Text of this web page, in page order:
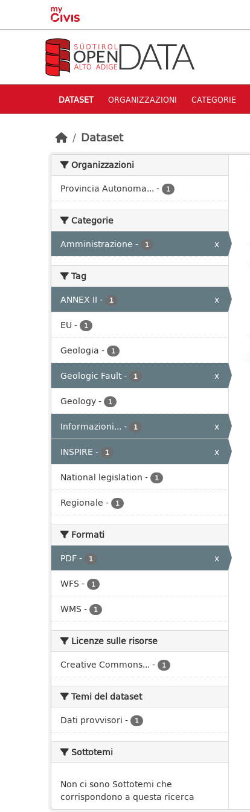
Skip to main content
DATASET ORGANIZZAZIONI CATEGORIE
Dataset
Organizzazioni
Provincia Autonoma... - 1
Categorie
Amministrazione - 1 x
Tag
ANNEX II - 1
x
EU - 1
Geologia - 1
Geologic Fault- 1
x
Geology- 1
Informazioni... - 1
x
INSPIRE - 1
x
National legislation - 1
Regionale - 1
Formati
PDF- 1
x
WFS - 1
WMS - 1
Licenze sulle risorse
Creative Commons... - 1
Temi del dataset
Dati provvisori - 1
Sottotemi
Non ci sono Sottotemi che
corrispondono a questa ricerca